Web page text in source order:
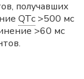
получавших
QTc >500 мс
>60 мс